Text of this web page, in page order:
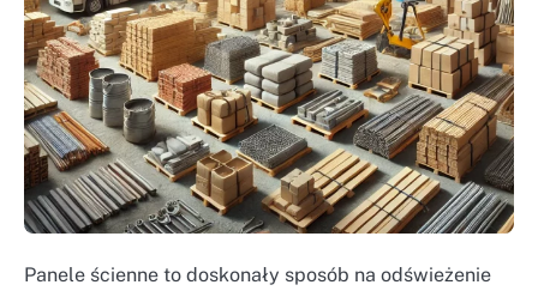
Panele ścienne to doskonały sposób na odświeżenie